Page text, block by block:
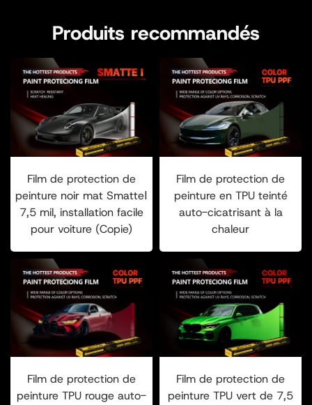
Produits recommandés
Film de protection de
peinture noir mat SmatteⅠ
7,5 mil, installation facile
pour voiture (Copie)
Film de protection de
peinture en TPU teinté
auto-cicatrisant à la
chaleur
Film de protection de
peinture TPU rouge auto-
Film de protection de
peinture TPU vert de 7,5